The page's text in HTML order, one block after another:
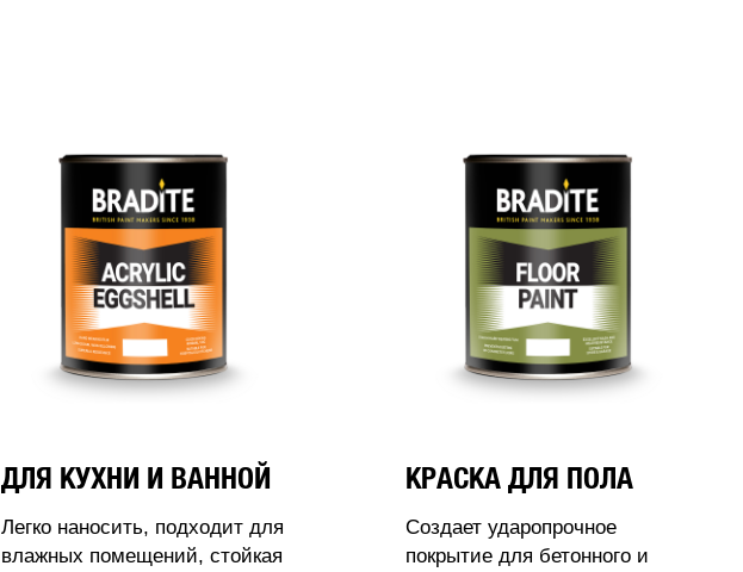
ДЛЯ КУХНИ И ВАННОЙ
Легко наносить, подходит для
влажных помещений, стойкая
КРАСКА ДЛЯ ПОЛА
Создает ударопрочное
покрытие для бетонного и